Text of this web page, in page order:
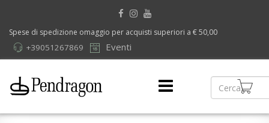
Spese di spedizione omaggio per acquisti superiori a € 50,00
Eventi
+39051267869